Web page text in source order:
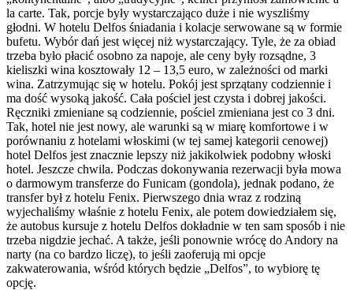
la carte. Tak, porcje były wystarczająco duże i nie wyszliśmy
głodni. W hotelu Delfos śniadania i kolacje serwowane są w formie
bufetu. Wybór dań jest więcej niż wystarczający. Tyle, że za obiad
trzeba było płacić osobno za napoje, ale ceny były rozsądne, 3
kieliszki wina kosztowały 12 – 13,5 euro, w zależności od marki
wina. Zatrzymując się w hotelu. Pokój jest sprzątany codziennie i
ma dość wysoką jakość. Cała pościel jest czysta i dobrej jakości.
Ręczniki zmieniane są codziennie, pościel zmieniana jest co 3 dni.
Tak, hotel nie jest nowy, ale warunki są w miarę komfortowe i w
porównaniu z hotelami włoskimi (w tej samej kategorii cenowej)
hotel Delfos jest znacznie lepszy niż jakikolwiek podobny włoski
hotel. Jeszcze chwila. Podczas dokonywania rezerwacji była mowa
o darmowym transferze do Funicam (gondola), jednak podano, że
transfer był z hotelu Fenix. Pierwszego dnia wraz z rodziną
wyjechaliśmy właśnie z hotelu Fenix, ale potem dowiedziałem się,
że autobus kursuje z hotelu Delfos dokładnie w ten sam sposób i nie
trzeba nigdzie jechać. A także, jeśli ponownie wrócę do Andory na
narty (na co bardzo liczę), to jeśli zaoferują mi opcje
zakwaterowania, wśród których będzie „Delfos”, to wybiorę tę
opcję.